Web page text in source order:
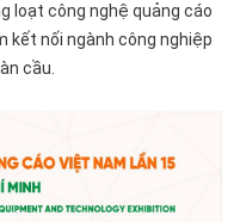
loạt công nghệ quảng cáo
kết nối ngành công nghiệp
cầu.